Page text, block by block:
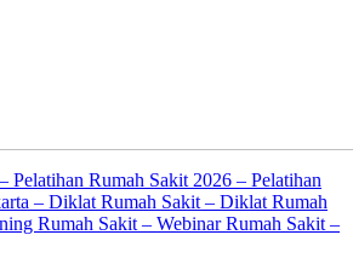
Pelatihan Rumah Sakit 2026 – Pelatihan
– Diklat Rumah Sakit – Diklat Rumah
Rumah Sakit – Webinar Rumah Sakit –